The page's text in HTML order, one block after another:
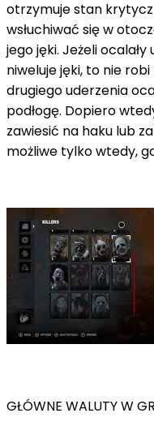
otrzymuje stan
wsłuchiwać się w
jego jęki. Jeżeli
niweluje jęki, to nie
drugiego uderzenia
podłogę. Dopiero
zawiesić na haku lub
możliwe tylko wtedy,
GŁÓWNE WALUTY W